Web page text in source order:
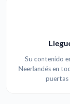
Su contenido
Neerlandés en
puertas